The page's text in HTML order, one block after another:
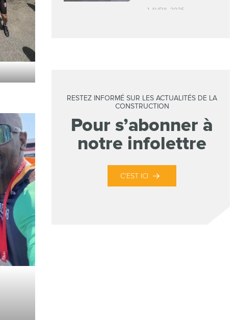
1 AVRIL 2025
RESTEZ INFORMÉ SUR LES ACTUALITÉS DE LA
CONSTRUCTION
Pour s’abonner à
notre infolettre
C’EST ICI